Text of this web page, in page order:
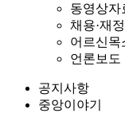
동영상자
채용·재
어르신목
언론보도
공지사항
중앙이야기